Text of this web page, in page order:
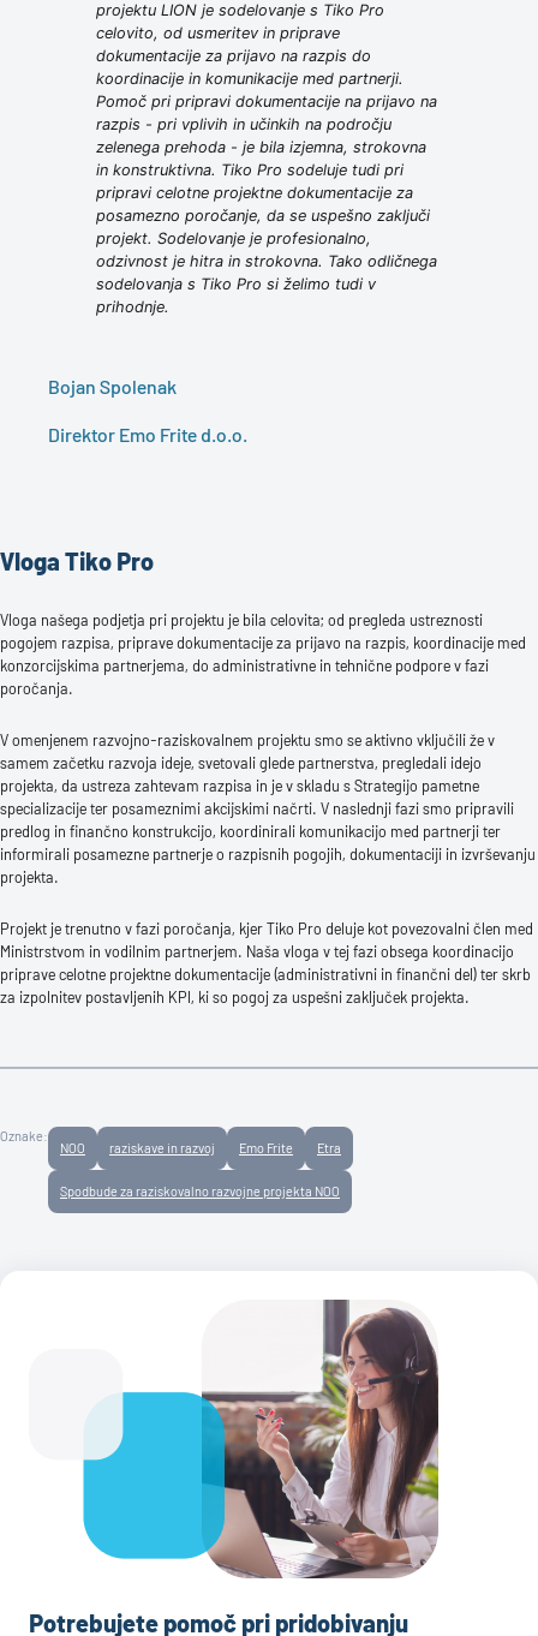
projektu LION je sodelovanje s Tiko Pro
celovito, od usmeritev in priprave
dokumentacije za prijavo na razpis do
koordinacije in komunikacije med partnerji.
Pomoč pri pripravi dokumentacije na prijavo na
razpis - pri vplivih in učinkih na področju
zelenega prehoda - je bila izjemna, strokovna
in konstruktivna. Tiko Pro sodeluje tudi pri
pripravi celotne projektne dokumentacije za
posamezno poročanje, da se uspešno zaključi
projekt. Sodelovanje je profesionalno,
odzivnost je hitra in strokovna. Tako odličnega
sodelovanja s Tiko Pro si želimo tudi v
prihodnje.
Bojan Spolenak
Direktor Emo Frite d.o.o.
Vloga Tiko Pro
Vloga našega podjetja pri projektu je bila celovita; od pregleda ustreznosti
pogojem razpisa, priprave dokumentacije za prijavo na razpis, koordinacije med
konzorcijskima partnerjema, do administrativne in tehnične podpore v fazi
poročanja.
V omenjenem razvojno-raziskovalnem projektu smo se aktivno vključili že v
samem začetku razvoja ideje, svetovali glede partnerstva, pregledali idejo
projekta, da ustreza zahtevam razpisa in je v skladu s Strategijo pametne
specializacije ter posameznimi akcijskimi načrti. V naslednji fazi smo pripravili
predlog in finančno konstrukcijo, koordinirali komunikacijo med partnerji ter
informirali posamezne partnerje o razpisnih pogojih, dokumentaciji in izvrševanju
projekta.
Projekt je trenutno v fazi poročanja, kjer Tiko Pro deluje kot povezovalni člen med
Ministrstvom in vodilnim partnerjem. Naša vloga v tej fazi obsega koordinacijo
priprave celotne projektne dokumentacije (administrativni in finančni del) ter skrb
za izpolnitev postavljenih KPI, ki so pogoj za uspešni zaključek projekta.
Oznake:
NOO raziskave in razvoj Emo Frite Etra
Spodbude za raziskovalno razvojne projekta NOO
Potrebujete pomoč pri pridobivanju